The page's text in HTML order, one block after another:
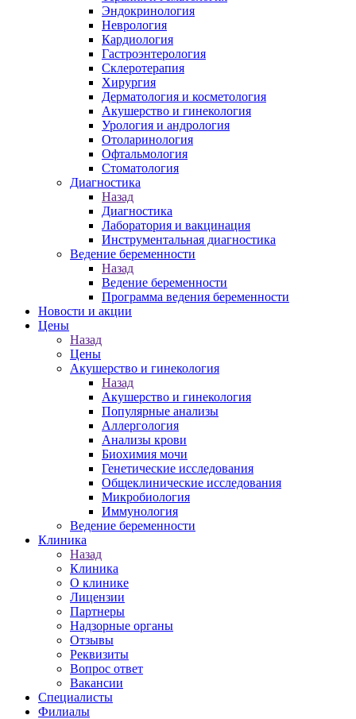
Эндокринология
Неврология
Кардиология
Гастроэнтерология
Склеротерапия
Хирургия
Дерматология и косметология
Акушерство и гинекология
Урология и андрология
Отоларинология
Офтальмология
Стоматология
Диагностика
Назад
Диагностика
Лаборатория и вакцинация
Инструментальная диагностика
Ведение беременности
Назад
Ведение беременности
Программа ведения беременности
Новости и акции
Цены
Назад
Цены
Акушерство и гинекология
Назад
Акушерство и гинекология
Популярные анализы
Аллергология
Анализы крови
Биохимия мочи
Генетические исследования
Общеклинические исследования
Микробиология
Иммунология
Ведение беременности
Клиника
Назад
Клиника
О клинике
Лицензии
Партнеры
Надзорные органы
Отзывы
Реквизиты
Вопрос ответ
Вакансии
Специалисты
Филиалы